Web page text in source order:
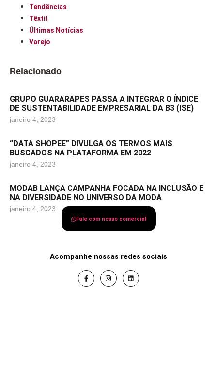
Tendências
Têxtil
Últimas Notícias
Varejo
Relacionado
GRUPO GUARARAPES PASSA A INTEGRAR O ÍNDICE
DE SUSTENTABILIDADE EMPRESARIAL DA B3 (ISE)
janeiro 4, 2023
“DATA SHOPEE” DIVULGA OS TERMOS MAIS
BUSCADOS NA PLATAFORMA EM 2022
janeiro 4, 2023
MODAB LANÇA CAMPANHA FOCADA NA INCLUSÃO E
NA DIVERSIDADE NO UNIVERSO DA MODA
janeiro 4, 2023
Fale com nosso comercial
Acompanhe nossas redes sociais